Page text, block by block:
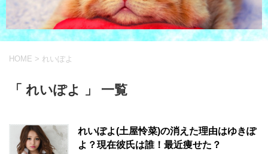
HOME > れいぽよ
「 れいぽよ 」 一覧
れいぽよ(土屋怜菜)の消えた理由はゆきぽ
よ？現在彼氏は誰！最近痩せた？